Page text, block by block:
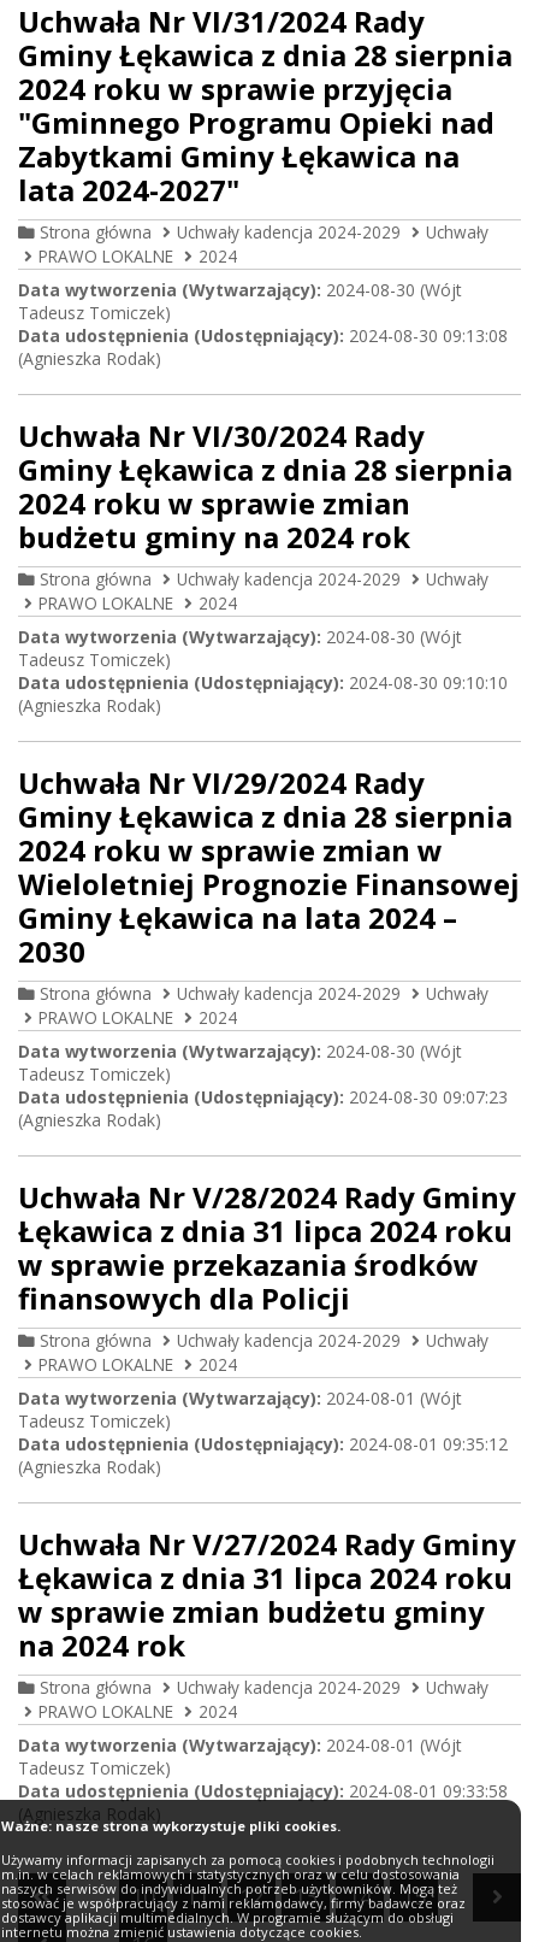
Uchwała Nr VI/31/2024 Rady
Gminy Łękawica z dnia 28 sierpnia
2024 roku w sprawie przyjęcia
"Gminnego Programu Opieki nad
Zabytkami Gminy Łękawica na
lata 2024-2027"
Strona główna Uchwały kadencja 2024-2029
Uchwały
PRAWO LOKALNE
2024
Data wytworzenia (Wytwarzający): 2024-08-30 (Wójt
Tadeusz Tomiczek)
Data udostępnienia (Udostępniający): 2024-08-30 09:13:08
(Agnieszka Rodak)
Uchwała Nr VI/30/2024 Rady
Gminy Łękawica z dnia 28 sierpnia
2024 roku w sprawie zmian
budżetu gminy na 2024 rok
Strona główna Uchwały kadencja 2024-2029
Uchwały
PRAWO LOKALNE
2024
Data wytworzenia (Wytwarzający): 2024-08-30 (Wójt
Tadeusz Tomiczek)
Data udostępnienia (Udostępniający): 2024-08-30 09:10:10
(Agnieszka Rodak)
Uchwała Nr VI/29/2024 Rady
Gminy Łękawica z dnia 28 sierpnia
2024 roku w sprawie zmian w
Wieloletniej Prognozie Finansowej
Gminy Łękawica na lata 2024 –
2030
Strona główna Uchwały kadencja 2024-2029
Uchwały
PRAWO LOKALNE
2024
Data wytworzenia (Wytwarzający): 2024-08-30 (Wójt
Tadeusz Tomiczek)
Data udostępnienia (Udostępniający): 2024-08-30 09:07:23
(Agnieszka Rodak)
Uchwała Nr V/28/2024 Rady Gminy
Łękawica z dnia 31 lipca 2024 roku
w sprawie przekazania środków
finansowych dla Policji
Strona główna Uchwały kadencja 2024-2029
Uchwały
PRAWO LOKALNE
2024
Data wytworzenia (Wytwarzający): 2024-08-01 (Wójt
Tadeusz Tomiczek)
Data udostępnienia (Udostępniający): 2024-08-01 09:35:12
(Agnieszka Rodak)
Uchwała Nr V/27/2024 Rady Gminy
Łękawica z dnia 31 lipca 2024 roku
w sprawie zmian budżetu gminy
na 2024 rok
Strona główna Uchwały kadencja 2024-2029
Uchwały
PRAWO LOKALNE
2024
Data wytworzenia (Wytwarzający): 2024-08-01 (Wójt
Tadeusz Tomiczek)
Data udostępnienia (Udostępniający): 2024-08-01 09:33:58
(Agnieszka Rodak)
Pierwsza strona
10 11 12 13 14
15
Ważne: nasze strona wykorzystuje pliki cookies.
Używamy informacji zapisanych za pomocą cookies i podobnych technologii
m.in. w celach reklamowych i statystycznych oraz w celu dostosowania
naszych serwisów do indywidualnych potrzeb użytkowników. Mogą też
stosować je współpracujący z nami reklamodawcy, firmy badawcze oraz
dostawcy aplikacji multimedialnych. W programie służącym do obsługi
internetu można zmienić ustawienia dotyczące cookies.